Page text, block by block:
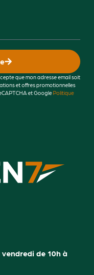
que mon adresse email soit
et offres promotionnelles
et GooglePolitique
de 10h à